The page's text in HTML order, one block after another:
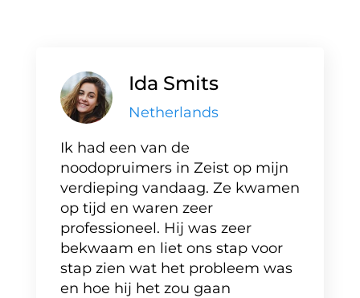
Ida Smits
Netherlands
Ik had een van de
noodopruimers in Zeist op mijn
verdieping vandaag. Ze kwamen
op tijd en waren zeer
professioneel. Hij was zeer
bekwaam en liet ons stap voor
stap zien wat het probleem was
en hoe hij het zou gaan